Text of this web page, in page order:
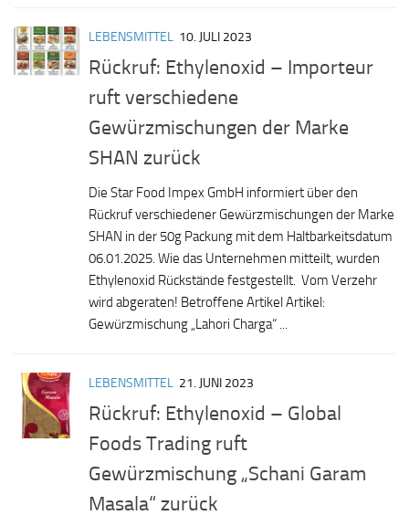
LEBENSMITTEL 10. JULI 2023
Rückruf: Ethylenoxid – Importeur
ruft verschiedene
Gewürzmischungen der Marke
SHAN zurück
Die Star Food Impex GmbH informiert über den
Rückruf verschiedener Gewürzmischungen der Marke
SHAN in der 50g Packung mit dem Haltbarkeitsdatum
06.01.2025. Wie das Unternehmen mitteilt, wurden
Ethylenoxid Rückstände festgestellt. Vom Verzehr
wird abgeraten! Betroffene Artikel Artikel:
Gewürzmischung „Lahori Charga“ ...
LEBENSMITTEL 21. JUNI 2023
Rückruf: Ethylenoxid – Global
Foods Trading ruft
Gewürzmischung „Schani Garam
Masala“ zurück